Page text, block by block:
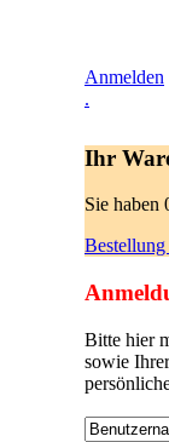
Anmelden
.
Ihr
Sie haben
Bitte hier
sowie